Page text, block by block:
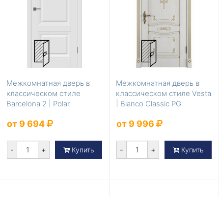
Межкомнатная дверь в
классическом стиле
Barcelona 2 | Polar
от 9 694
- + Купить
Межкомнатная дверь в
классическом стиле Vesta
| Bianco Classic PG
от 9 996
- + Купить